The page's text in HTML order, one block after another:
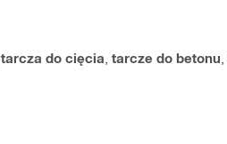
tarcza do cięcia tarcze do betonu